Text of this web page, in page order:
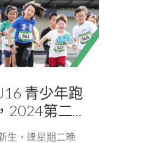
青少年跑
2024第二...
生，逢星期二晚